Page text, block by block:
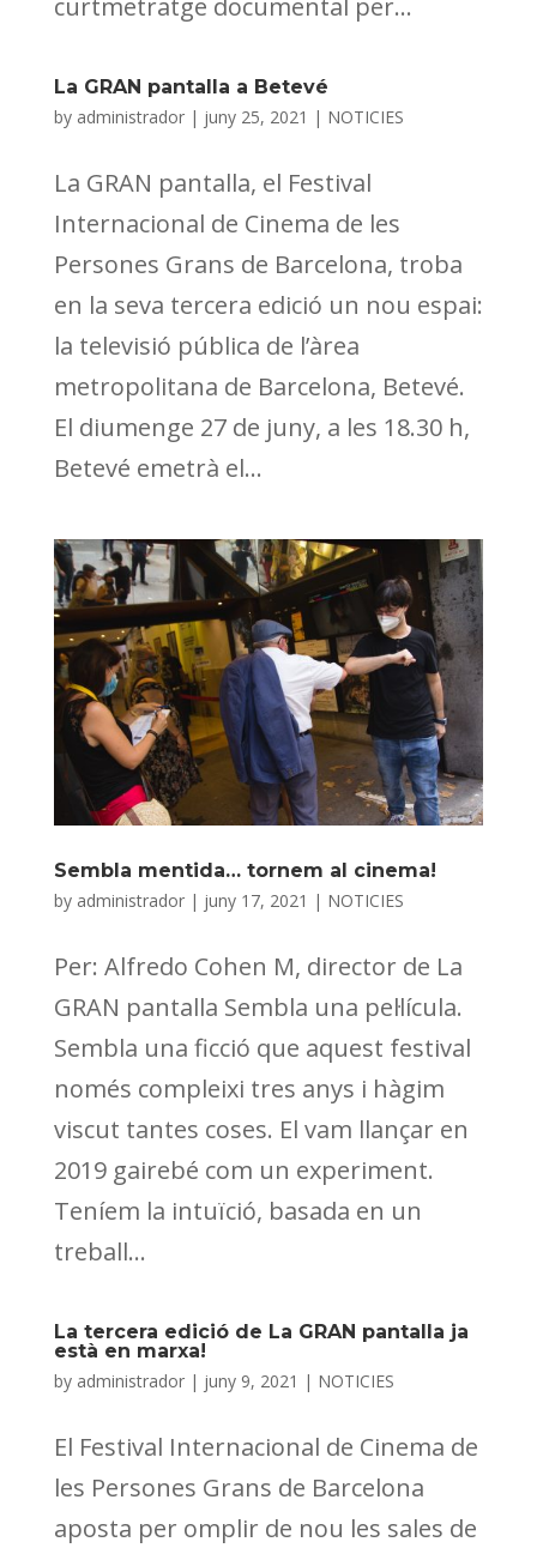
La GRAN pantalla a Betevé
by administrador| juny 25, 2021 | NOTICIES
La GRAN pantalla, el Festival
Internacional de Cinema de les
Persones Grans de Barcelona, troba
en la seva tercera edició un nou espai:
la televisió pública de l’àrea
metropolitana de Barcelona, Betevé.
El diumenge 27 de juny, a les 18.30 h,
Betevé emetrà el...
Sembla mentida… tornem al cinema!
by administrador| juny 17, 2021 | NOTICIES
Per: Alfredo Cohen M, director de La
GRAN pantalla Sembla una pel·lícula.
Sembla una ficció que aquest festival
només compleixi tres anys i hàgim
viscut tantes coses. El vam llançar en
2019 gairebé com un experiment.
Teníem la intuïció, basada en un
treball...
La tercera edició de La GRAN pantalla ja
està en marxa!
by administrador| juny 9, 2021 | NOTICIES
El Festival Internacional de Cinema de
les Persones Grans de Barcelona
aposta per omplir de nou les sales de